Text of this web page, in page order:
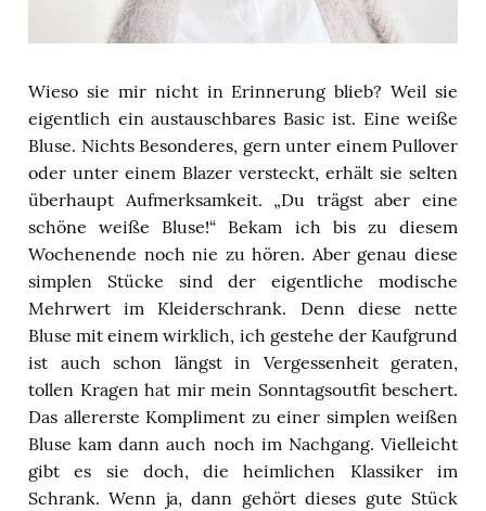
Wieso sie mir nicht in Erinnerung blieb? Weil sie
eigentlich ein austauschbares Basic ist. Eine weiße
Bluse. Nichts Besonderes, gern unter einem Pullover
oder unter einem Blazer versteckt, erhält sie selten
überhaupt Aufmerksamkeit. „Du trägst aber eine
schöne weiße Bluse!“ Bekam ich bis zu diesem
Wochenende noch nie zu hören. Aber genau diese
simplen Stücke sind der eigentliche modische
Mehrwert im Kleiderschrank. Denn diese nette
Bluse mit einem wirklich, ich gestehe der Kaufgrund
ist auch schon längst in Vergessenheit geraten,
tollen Kragen hat mir mein Sonntagsoutfit beschert.
Das allererste Kompliment zu einer simplen weißen
Bluse kam dann auch noch im Nachgang. Vielleicht
gibt es sie doch, die heimlichen Klassiker im
Schrank. Wenn ja, dann gehört dieses gute Stück